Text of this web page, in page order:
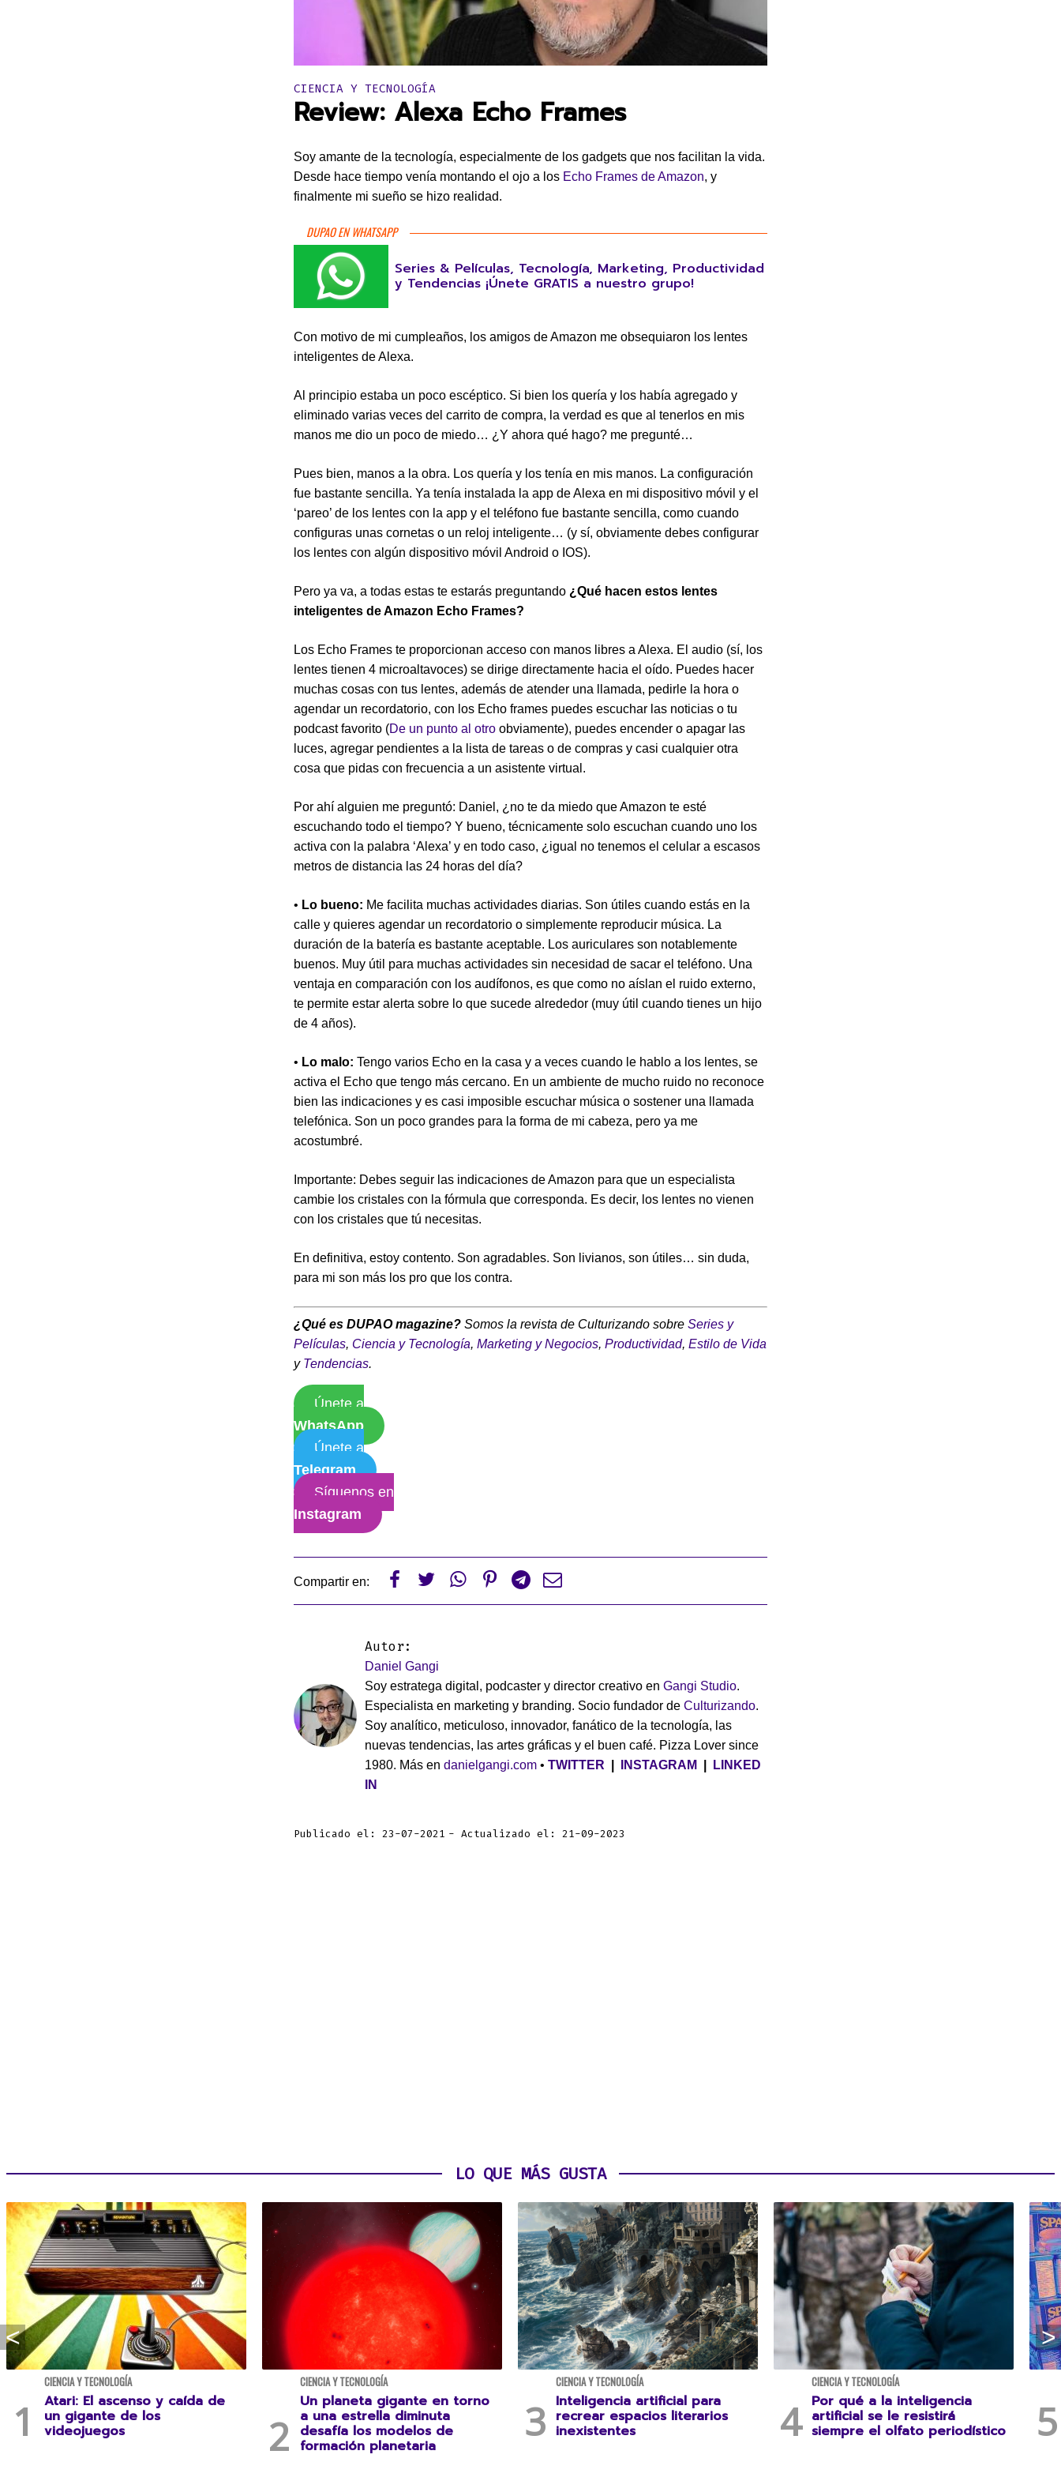
Publicado en:
CIENCIA Y TECNOLOGÍA
Review: Alexa Echo Frames
Soy amante de la tecnología, especialmente de los gadgets que nos facilitan la vida.
Desde hace tiempo venía montando el ojo a los Echo Frames de Amazon, y
finalmente mi sueño se hizo realidad.
DUPAO EN WHATSAPP
Series & Películas, Tecnología, Marketing, Productividad
y Tendencias ¡Únete GRATIS a nuestro grupo!
Con motivo de mi cumpleaños, los amigos de Amazon me obsequiaron los lentes
inteligentes de Alexa.
Al principio estaba un poco escéptico. Si bien los quería y los había agregado y
eliminado varias veces del carrito de compra, la verdad es que al tenerlos en mis
manos me dio un poco de miedo… ¿Y ahora qué hago? me pregunté…
Pues bien, manos a la obra. Los quería y los tenía en mis manos. La configuración
fue bastante sencilla. Ya tenía instalada la app de Alexa en mi dispositivo móvil y el
‘pareo’ de los lentes con la app y el teléfono fue bastante sencilla, como cuando
configuras unas cornetas o un reloj inteligente… (y sí, obviamente debes configurar
los lentes con algún dispositivo móvil Android o IOS).
Pero ya va, a todas estas te estarás preguntando ¿Qué hacen estos lentes
inteligentes de Amazon Echo Frames?
Los Echo Frames te proporcionan acceso con manos libres a Alexa. El audio (sí, los
lentes tienen 4 microaltavoces) se dirige directamente hacia el oído. Puedes hacer
muchas cosas con tus lentes, además de atender una llamada, pedirle la hora o
agendar un recordatorio, con los Echo frames puedes escuchar las noticias o tu
podcast favorito (De un punto al otro obviamente), puedes encender o apagar las
luces, agregar pendientes a la lista de tareas o de compras y casi cualquier otra
cosa que pidas con frecuencia a un asistente virtual.
Por ahí alguien me preguntó: Daniel, ¿no te da miedo que Amazon te esté
escuchando todo el tiempo? Y bueno, técnicamente solo escuchan cuando uno los
activa con la palabra ‘Alexa’ y en todo caso, ¿igual no tenemos el celular a escasos
metros de distancia las 24 horas del día?
• Lo bueno: Me facilita muchas actividades diarias. Son útiles cuando estás en la
calle y quieres agendar un recordatorio o simplemente reproducir música. La
duración de la batería es bastante aceptable. Los auriculares son notablemente
buenos. Muy útil para muchas actividades sin necesidad de sacar el teléfono. Una
ventaja en comparación con los audífonos, es que como no aíslan el ruido externo,
te permite estar alerta sobre lo que sucede alrededor (muy útil cuando tienes un hijo
de 4 años).
• Lo malo: Tengo varios Echo en la casa y a veces cuando le hablo a los lentes, se
activa el Echo que tengo más cercano. En un ambiente de mucho ruido no reconoce
bien las indicaciones y es casi imposible escuchar música o sostener una llamada
telefónica. Son un poco grandes para la forma de mi cabeza, pero ya me
acostumbré.
Importante: Debes seguir las indicaciones de Amazon para que un especialista
cambie los cristales con la fórmula que corresponda. Es decir, los lentes no vienen
con los cristales que tú necesitas.
En definitiva, estoy contento. Son agradables. Son livianos, son útiles… sin duda,
para mi son más los pro que los contra.
¿Qué es DUPAO magazine? Somos la revista de Culturizando sobre Series y
Películas, Ciencia y Tecnología, Marketing y Negocios, Productividad, Estilo de Vida
y Tendencias.
Únete a
WhatsApp
Únete a
Telegram
Síguenos en
Instagram
Compartir en:      
Autor:
Daniel Gangi
Soy estratega digital, podcaster y director creativo en Gangi Studio.
Especialista en marketing y branding. Socio fundador de Culturizando.
Soy analítico, meticuloso, innovador, fanático de la tecnología, las
nuevas tendencias, las artes gráficas y el buen café. Pizza Lover since
1980. Más en danielgangi.com • TWITTER INSTAGRAM
LINKED
IN
Publicado el: 23-07-2021 Actualizado el: 21-09-2023
LO QUE MÁS GUSTA
CIENCIA Y TECNOLOGÍA
Atari: El ascenso y caída de
un gigante de los
videojuegos
CIENCIA Y TECNOLOGÍA
Un planeta gigante en torno
a una estrella diminuta
desafía los modelos de
formación planetaria
CIENCIA Y TECNOLOGÍA
Inteligencia artificial para
recrear espacios literarios
inexistentes
CIENCIA Y TECNOLOGÍA
Por qué a la inteligencia
artificial se le resistirá
siempre el olfato periodístico